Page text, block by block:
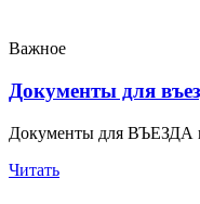
Важное
Документы для
Документы для ВЪЕЗДА
Читать